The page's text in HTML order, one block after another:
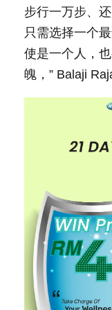
步行一万步、
只需选择一个
使是一个人，
魄，” Balaji